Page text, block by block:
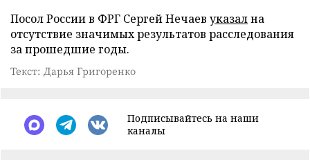
Посол России в ФРГ Сергей Нечаев указална
отсутствие значимых результатов расследования
за прошедшие годы.
Текст: Дарья Григоренко
Подписывайтесь на наши
каналы